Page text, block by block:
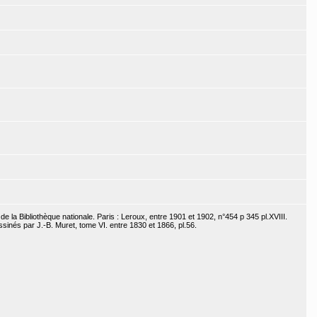
la Bibliothèque nationale. Paris : Leroux, entre 1901 et 1902, n°454 p 345 pl.XVIII.
par J.-B. Muret, tome VI. entre 1830 et 1866, pl.56.